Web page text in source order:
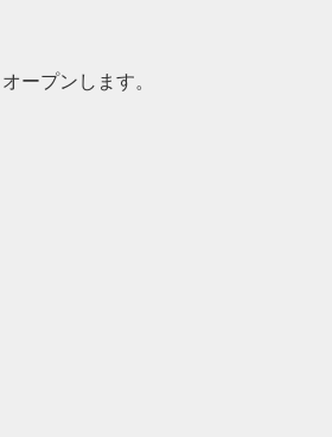
ープンします。